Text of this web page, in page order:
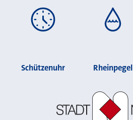
Schützenuhr Rheinpegel